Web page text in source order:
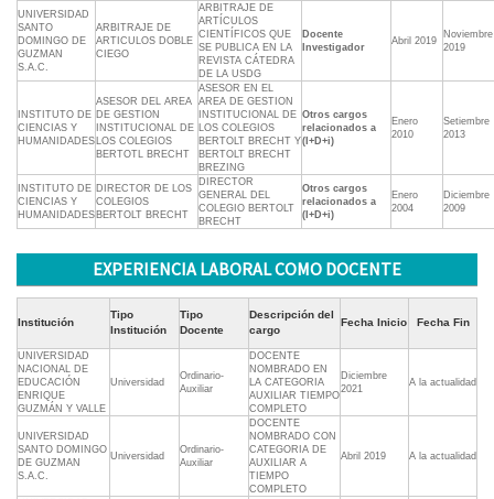
UNIVERSIDAD
SANTO
DOMINGO DE
GUZMAN
S.A.C.
ARBITRAJE DE
ARTICULOS DOBLE
CIEGO
ARBITRAJE DE
ARTÍCULOS
CIENTÍFICOS QUE
SE PUBLICA EN LA
REVISTA CÁTEDRA
DE LA USDG
Docente
Investigador
Abril 2019
Noviembre
2019
INSTITUTO DE
CIENCIAS Y
HUMANIDADES
ASESOR DEL AREA
DE GESTION
INSTITUCIONAL DE
LOS COLEGIOS
BERTOTL BRECHT
ASESOR EN EL
AREA DE GESTION
INSTITUCIONAL DE
LOS COLEGIOS
BERTOLT BRECHT Y
BERTOLT BRECHT
BREZING
Otros cargos
relacionados a
(I+D+i)
Enero
2010
Setiembre
2013
INSTITUTO DE
CIENCIAS Y
HUMANIDADES
DIRECTOR DE LOS
COLEGIOS
BERTOLT BRECHT
DIRECTOR
GENERAL DEL
COLEGIO BERTOLT
BRECHT
Otros cargos
relacionados a
(I+D+i)
Enero
2004
Diciembre
2009
EXPERIENCIA LABORAL COMO DOCENTE
Institución
Tipo
Institución
Tipo
Docente
Descripción del
cargo
Fecha Inicio Fecha Fin
UNIVERSIDAD
NACIONAL DE
EDUCACIÓN
ENRIQUE
GUZMÁN Y VALLE
Universidad
Ordinario-
Auxiliar
DOCENTE
NOMBRADO EN
LA CATEGORIA
AUXILIAR TIEMPO
COMPLETO
Diciembre
2021
A la actualidad
UNIVERSIDAD
SANTO DOMINGO
DE GUZMAN
S.A.C.
Universidad
Ordinario-
Auxiliar
DOCENTE
NOMBRADO CON
CATEGORIA DE
AUXILIAR A
TIEMPO
COMPLETO
Abril 2019 A la actualidad